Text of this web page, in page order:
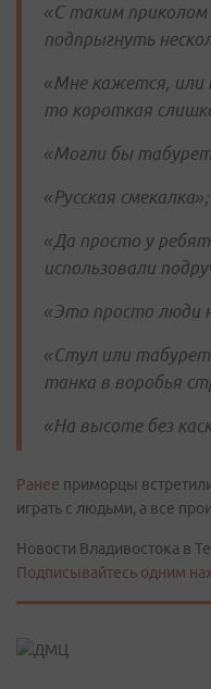
«С таким
подпрыгнуть
«Мне кажется, или
то короткая
«Могли бы
«Русская смекалка»;
«Да просто у
использовали
«Это просто люди
«Стул или табурет
танка в воробья
«На высоте без
Ранее приморцы
играть с людьми, а все
Новости Владивостока в
Подписывайтесь одним